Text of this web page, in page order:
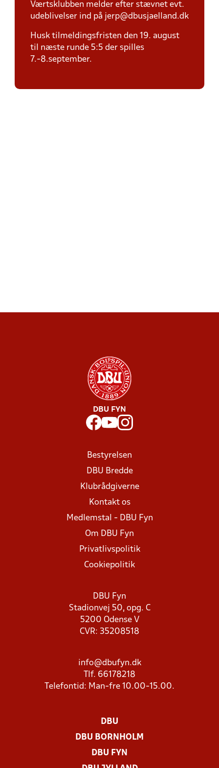
Værtsklubben melder efter stævnet evt.
udeblivelser ind på jerp@dbusjaelland.dk
Husk tilmeldingsfristen den 19. august
til næste runde 5:5 der spilles
7.-8.september.
DBU FYN
Bestyrelsen
DBU Bredde
Klubrådgiverne
Kontakt os
Medlemstal - DBU Fyn
Om DBU Fyn
Privatlivspolitik
Cookiepolitik
DBU Fyn
Stadionvej 50, opg. C
5200 Odense V
CVR: 35208518
info@dbufyn.dk
Tlf. 66178218
Telefontid: Man-fre 10.00-15.00.
DBU
DBU BORNHOLM
DBU FYN